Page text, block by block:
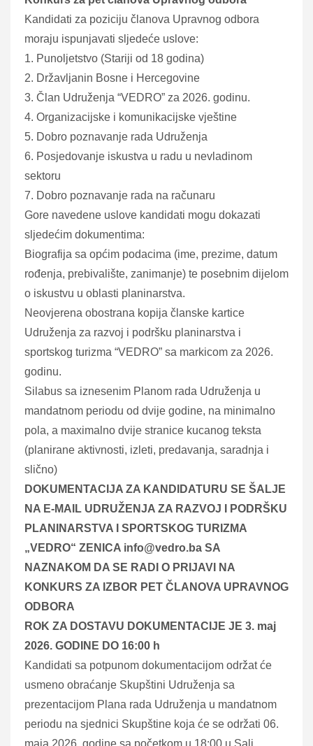
Kandidati za poziciju članova Upravnog odbora
moraju ispunjavati sljedeće uslove:
1. Punoljetstvo (Stariji od 18 godina)
2. Državljanin Bosne i Hercegovine
3. Član Udruženja “VEDRO” za 2026. godinu.
4. Organizacijske i komunikacijske vještine
5. Dobro poznavanje rada Udruženja
6. Posjedovanje iskustva u radu u nevladinom
sektoru
7. Dobro poznavanje rada na računaru
Gore navedene uslove kandidati mogu dokazati
sljedećim dokumentima:
Biografija sa općim podacima (ime, prezime, datum
rođenja, prebivalište, zanimanje) te posebnim dijelom
o iskustvu u oblasti planinarstva.
Neovjerena obostrana kopija članske kartice
Udruženja za razvoj i podršku planinarstva i
sportskog turizma “VEDRO” sa markicom za 2026.
godinu.
Silabus sa iznesenim Planom rada Udruženja u
mandatnom periodu od dvije godine, na minimalno
pola, a maximalno dvije stranice kucanog teksta
(planirane aktivnosti, izleti, predavanja, saradnja i
slično)
DOKUMENTACIJA ZA KANDIDATURU SE ŠALJE
NA E-MAIL UDRUŽENJA ZA RAZVOJ I PODRŠKU
PLANINARSTVA I SPORTSKOG TURIZMA
„VEDRO“ ZENICA info@vedro.ba SA
NAZNAKOM DA SE RADI O PRIJAVI NA
KONKURS ZA IZBOR PET ČLANOVA UPRAVNOG
ODBORA
ROK ZA DOSTAVU DOKUMENTACIJE JE 3. maj
2026. GODINE DO 16:00 h
Kandidati sa potpunom dokumentacijom održat će
usmeno obraćanje Skupštini Udruženja sa
prezentacijom Plana rada Udruženja u mandatnom
periodu na sjednici Skupštine koja će se održati 06.
maja 2026. godine sa početkom u 18:00 u Sali